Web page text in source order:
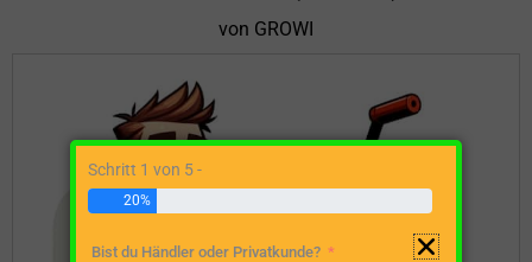
von GROWI
Schritt 1 von 5 -
20%
Bist du Händler oder Privatkunde?